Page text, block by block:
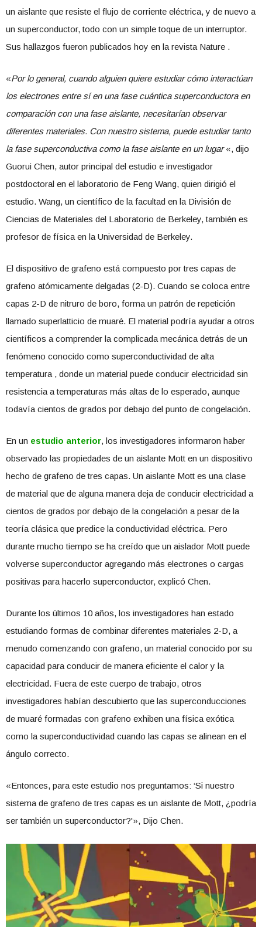
un aislante que resiste el flujo de corriente eléctrica, y de nuevo a
un superconductor, todo con un simple toque de un interruptor.
Sus hallazgos fueron publicados hoy en la revista Nature .
«Por lo general, cuando alguien quiere estudiar cómo interactúan
los electrones entre sí en una fase cuántica superconductora en
comparación con una fase aislante, necesitarían observar
diferentes materiales. Con nuestro sistema, puede estudiar tanto
la fase superconductiva como la fase aislante en un lugar«, dijo
Guorui Chen, autor principal del estudio e investigador
postdoctoral en el laboratorio de Feng Wang, quien dirigió el
estudio. Wang, un científico de la facultad en la División de
Ciencias de Materiales del Laboratorio de Berkeley, también es
profesor de física en la Universidad de Berkeley.
El dispositivo de grafeno está compuesto por tres capas de
grafeno atómicamente delgadas (2-D). Cuando se coloca entre
capas 2-D de nitruro de boro, forma un patrón de repetición
llamado superlatticio de muaré. El material podría ayudar a otros
científicos a comprender la complicada mecánica detrás de un
fenómeno conocido como superconductividad de alta
temperatura , donde un material puede conducir electricidad sin
resistencia a temperaturas más altas de lo esperado, aunque
todavía cientos de grados por debajo del punto de congelación.
En un estudio anterior, los investigadores informaron haber
observado las propiedades de un aislante Mott en un dispositivo
hecho de grafeno de tres capas. Un aislante Mott es una clase
de material que de alguna manera deja de conducir electricidad a
cientos de grados por debajo de la congelación a pesar de la
teoría clásica que predice la conductividad eléctrica. Pero
durante mucho tiempo se ha creído que un aislador Mott puede
volverse superconductor agregando más electrones o cargas
positivas para hacerlo superconductor, explicó Chen.
Durante los últimos 10 años, los investigadores han estado
estudiando formas de combinar diferentes materiales 2-D, a
menudo comenzando con grafeno, un material conocido por su
capacidad para conducir de manera eficiente el calor y la
electricidad. Fuera de este cuerpo de trabajo, otros
investigadores habían descubierto que las superconducciones
de muaré formadas con grafeno exhiben una física exótica
como la superconductividad cuando las capas se alinean en el
ángulo correcto.
«Entonces, para este estudio nos preguntamos: ‘Si nuestro
sistema de grafeno de tres capas es un aislante de Mott, ¿podría
ser también un superconductor?'», Dijo Chen.